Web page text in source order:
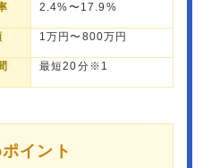
2.4%〜17.9%
1万円〜800万円
最短20分※1
イント